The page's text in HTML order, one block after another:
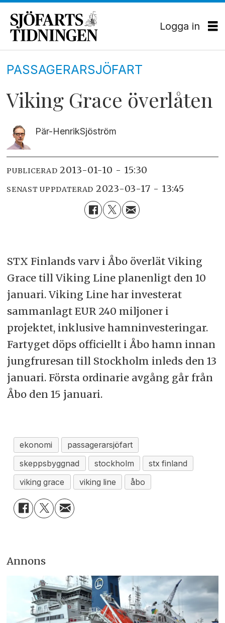
Logga in
PASSAGERARSJÖFART
Viking Grace överlåten
Pär-HenrikSjöström
PUBLICERAD 2013-01-10 - 15:30
SENAST UPPDATERAD 2023-03-17 - 13:45
STX Finlands varv i Åbo överlät Viking
Grace till Viking Line planenligt den 10
januari. Viking Line har investerat
sammanlagt EUR 240 miljoner i
projektet, inklusive hamninvesteringar.
Fartyget döps officiellt i Åbo hamn innan
jungfruresan till Stockholm inleds den 13
januari. Första ordinarie avgång går från
Åbo den 15 januari.
ekonomi
passagerarsjöfart
skeppsbyggnad
stockholm
stx finland
viking grace
viking line åbo
Annons